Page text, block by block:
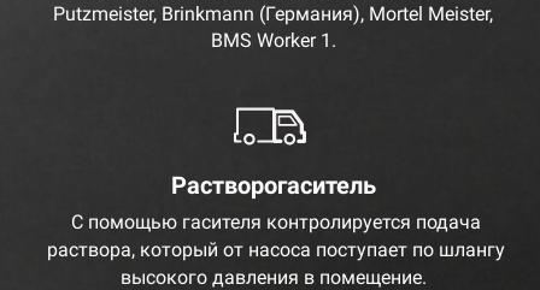
Putzmeister, Brinkmann (Германия), Mortel Meister,
BMS Worker 1.
Растворогаситель
С помощью гасителя контролируется подача
раствора, который от насоса поступает по шлангу
высокого давления в помещение.